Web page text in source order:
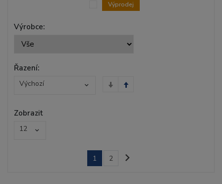
Výrobce:
Výprodej
Řazení:
Výchozí
Zobrazit
12
1 2